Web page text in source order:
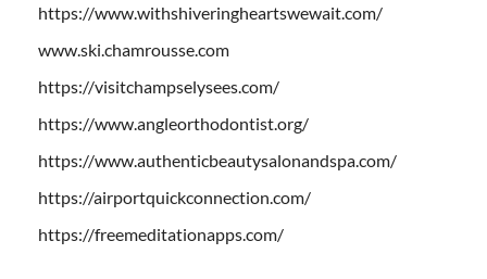
https://www.withshiveringheartswewait.com/
www.ski.chamrousse.com
https://visitchampselysees.com/
https://www.angleorthodontist.org/
https://www.authenticbeautysalonandspa.com/
https://airportquickconnection.com/
https://freemeditationapps.com/